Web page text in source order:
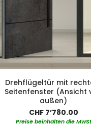
Drehflügeltür mit
Seitenfenster (Ansicht
außen)
CHF 7’780.00
Preise beinhalten die MwSt